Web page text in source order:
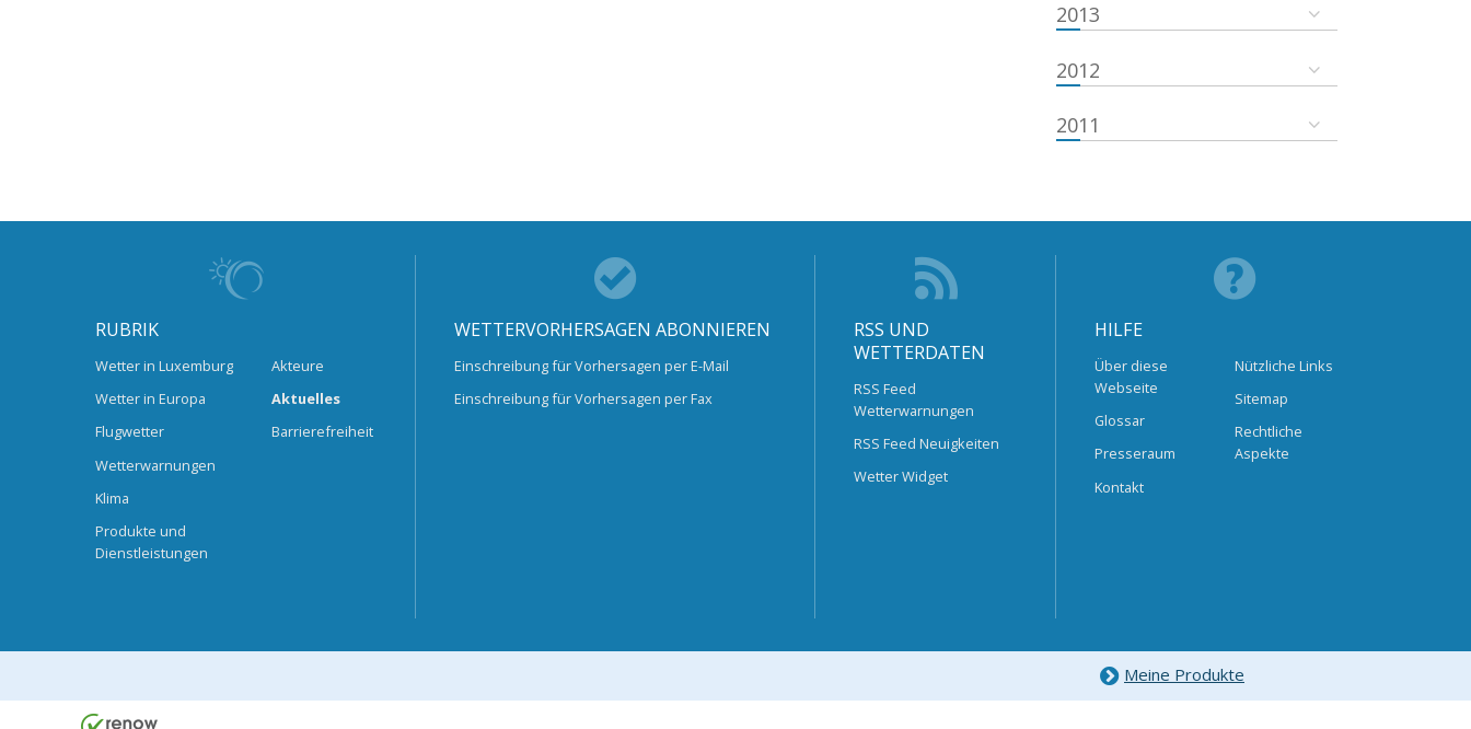
2013
2012
2011
RUBRIK
Wetter in Luxemburg
Wetter in Europa
Flugwetter
Wetterwarnungen
Klima
Produkte und
Dienstleistungen
Akteure
Aktuelles
Barrierefreiheit
WETTERVORHERSAGEN ABONNIEREN
Einschreibung für Vorhersagen per E-Mail
Einschreibung für Vorhersagen per Fax
RSS UND
WETTERDATEN
RSS Feed
Wetterwarnungen
RSS Feed Neuigkeiten
Wetter Widget
HILFE
Über diese
Webseite
Glossar
Presseraum
Kontakt
Nützliche Links
Sitemap
Rechtliche
Aspekte
Meine Produkte